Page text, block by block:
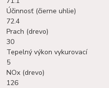
Účinnosť (čierne uhlie)
72.4
Prach (drevo)
30
Tepelný výkon vykurovací
5
NOx (drevo)
126